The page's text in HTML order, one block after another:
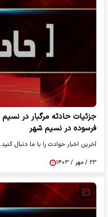
فرسوده در نسیم شهر
آخرین اخبار حوادث را با ما دنبال کنید.
۲۳ / مهر / ۱۴۰۳